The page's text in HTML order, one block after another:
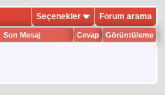
Seçenekler Forum arama
Son Mesaj Cevap Görüntüleme